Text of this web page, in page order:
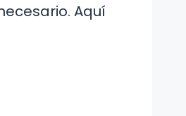
Aquí